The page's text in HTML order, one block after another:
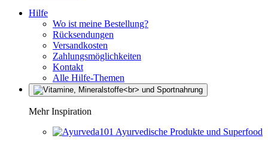
Hilfe
Wo ist meine Bestellung?
Rücksendungen
Versandkosten
Zahlungsmöglichkeiten
Kontakt
Alle Hilfe-Themen
Mehr Inspiration
Ayurvedische Produkte und Superfood